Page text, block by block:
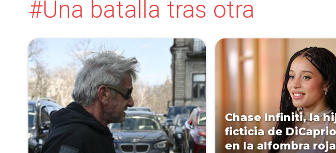
#Una batalla tras otra
Chase Infiniti, la
ficticia de
en la alfombra